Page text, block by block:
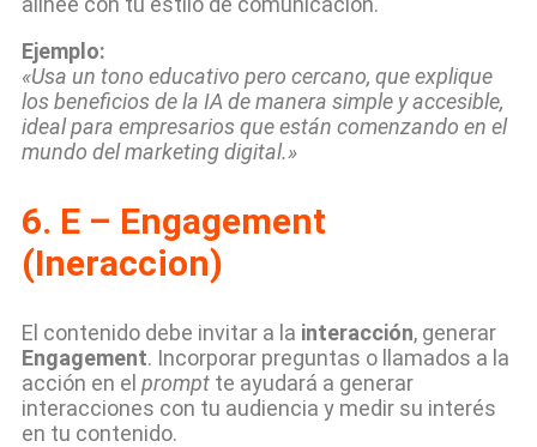
Ejemplo:
«Usa un tono educativo pero cercano, que explique
los beneficios de la IA de manera simple y accesible,
ideal para empresarios que están comenzando en el
mundo del marketing digital.»
6. E – Engagement
(Ineraccion)
El contenido debe invitar a la interacción, generar
Engagement. Incorporar preguntas o llamados a la
acción en el prompt te ayudará a generar
interacciones con tu audiencia y medir su interés
en tu contenido.